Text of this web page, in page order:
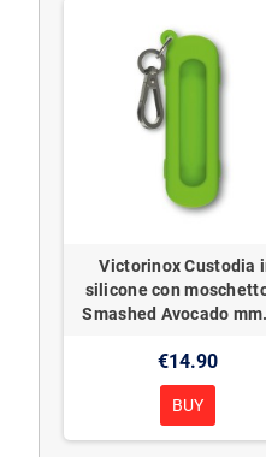
Victorinox Custodia
silicone con
Smashed Avocado
€14.90
BUY